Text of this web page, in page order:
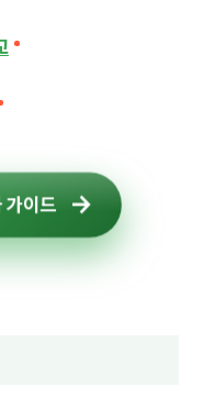
가이드